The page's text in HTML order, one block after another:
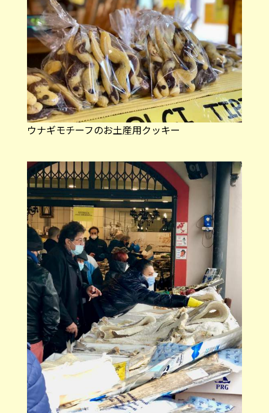
ウナギモチーフのお土産用クッキー
クリスマス前の食材調達をする市民。ウナギ養殖
地であっても、生のウナギは売られていない魚屋